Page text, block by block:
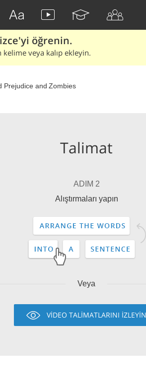
öğrenin.
veya kalıp ekleyin.
Prejudice and Zombies
Talimat
ADIM 2
Alıştırmaları yapın
Veya
VİDEO TALİMATLARINI İZLEYİN